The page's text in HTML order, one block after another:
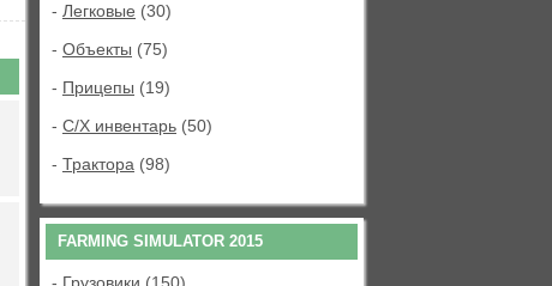
- Легковые (30)
- Объекты (75)
- Прицепы (19)
- С/Х инвентарь (50)
- Трактора (98)
FARMING SIMULATOR 2015